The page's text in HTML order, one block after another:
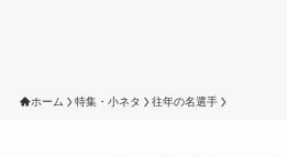
ホーム 特集・小ネタ 往年の名選手